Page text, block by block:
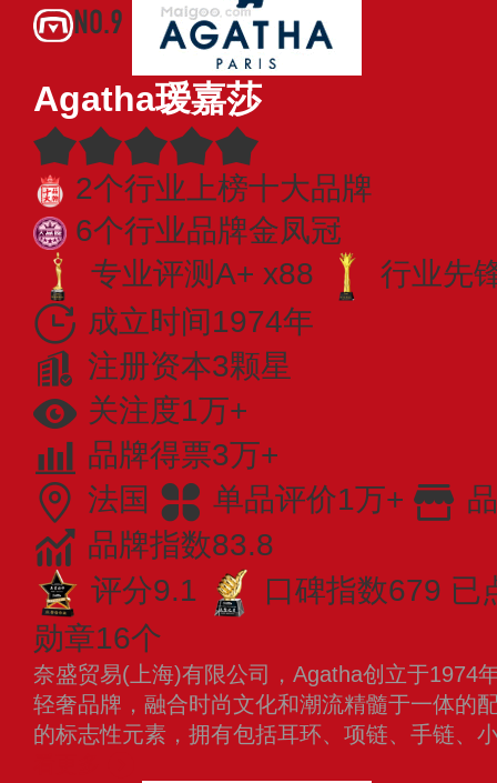
NO.9
Agatha瑷嘉莎
2个行业上榜十大品牌
6个行业品牌金凤冠
专业评测A+ x88
行业先
成立时间1974年
注册资本3颗星
关注度1万+
品牌得票3万+
法国
单品评价1万+
品牌指数83.8
评分9.1
口碑指数679 已
勋章16个
奈盛贸易(上海)有限公司，Agatha创立于1974
轻奢品牌，融合时尚文化和潮流精髓于一体的
的标志性元素，拥有包括耳环、项链、手链、